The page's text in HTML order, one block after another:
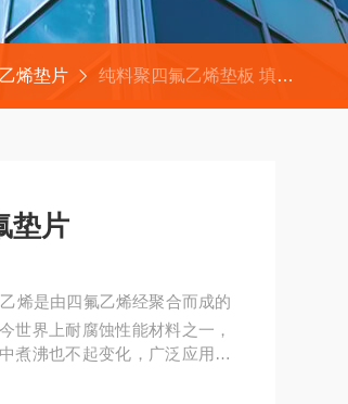
烯垫片 纯料聚四氟乙烯垫板 填充改性四氟垫片
垫片
烯是由四氟乙烯经聚合而成的
世界上耐腐蚀性能材料之一，
煮沸也不起变化，广泛应用于